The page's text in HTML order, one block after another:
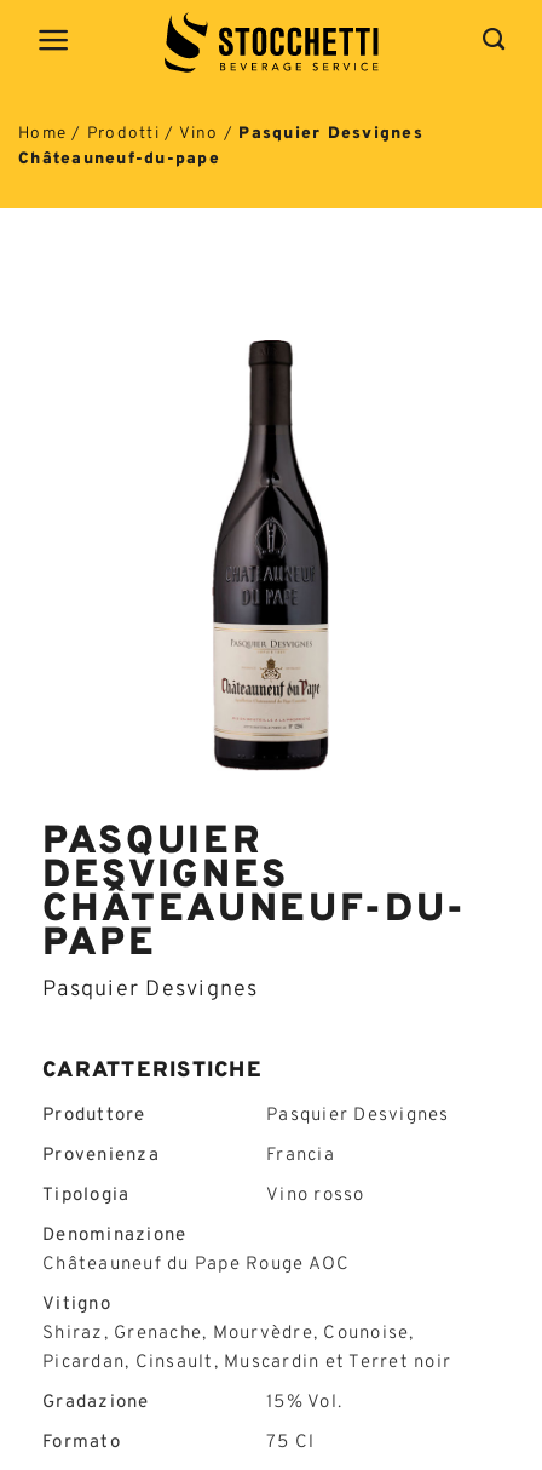
Home / Prodotti / Vino / Pasquier Desvignes
Châteauneuf-du-pape
PASQUIER
DESVIGNES
CHÂTEAUNEUF-DU-
PAPE
Pasquier Desvignes
CARATTERISTICHE
Produttore
Pasquier Desvignes
Provenienza
Francia
Tipologia
Vino rosso
Denominazione
Châteauneuf du Pape Rouge AOC
Vitigno
Shiraz, Grenache, Mourvèdre, Counoise,
Picardan, Cinsault, Muscardin et Terret noir
Gradazione
15% Vol.
Formato
75 Cl